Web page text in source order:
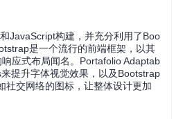
JavaScript构建，并充分利用了Boo
是一个流行的前端框架，以其
应式布局闻名。Portafolio Adaptab
提升字体视觉效果，以及Bootstrap
社交网络的图标，让整体设计更加